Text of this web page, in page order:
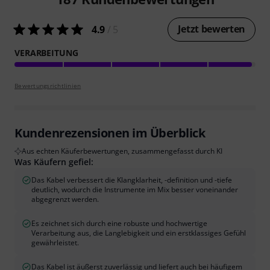
4.9 Jetzt bewerten
VERARBEITUNG
Bewertungsrichtlinien
Kundenrezensionen im Überblick
Aus echten Käuferbewertungen, zusammengefasst durch KI
Was Käufern gefiel:
Das Kabel verbessert die Klangklarheit, -definition und -tiefe
deutlich, wodurch die Instrumente im Mix besser voneinander
abgegrenzt werden.
Es zeichnet sich durch eine robuste und hochwertige
Verarbeitung aus, die Langlebigkeit und ein erstklassiges Gefühl
gewährleistet.
Das Kabel ist äußerst zuverlässig und liefert auch bei häufigem